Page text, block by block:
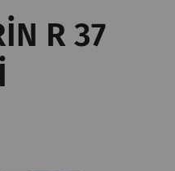
R 37